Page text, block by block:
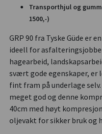
Transporthjul og
1500,-)
GRP 90 fra Tyske Güde er
ideell for
hagearbeid,
svært gode egenskaper,
fint fram på underlage
meget god og denne
40cm med høyt
oljevakt for sikker bruk og